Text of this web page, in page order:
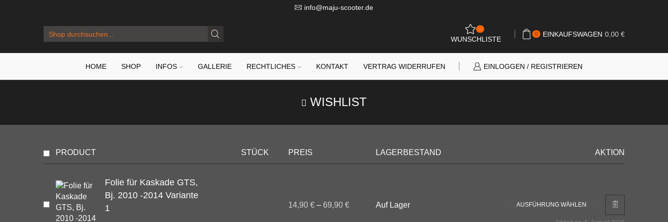
info@maju-scooter.de
WUNSCHLISTE
0 EINKAUFSWAGEN 0,00 €
HOME SHOP INFOS GALLERIE RECHTLICHES KONTAKT VERTRAG WIDERRUFEN EINLOGGEN / REGISTRIEREN
WISHLIST
PRODUCT STÜCK PREIS LAGERBESTAND AKTION
Folie für Kaskade GTS,
Bj. 2010 -2014 Variante
1
14,90€ – 69,90€ Auf Lager AUSFÜHRUNG WÄHLEN